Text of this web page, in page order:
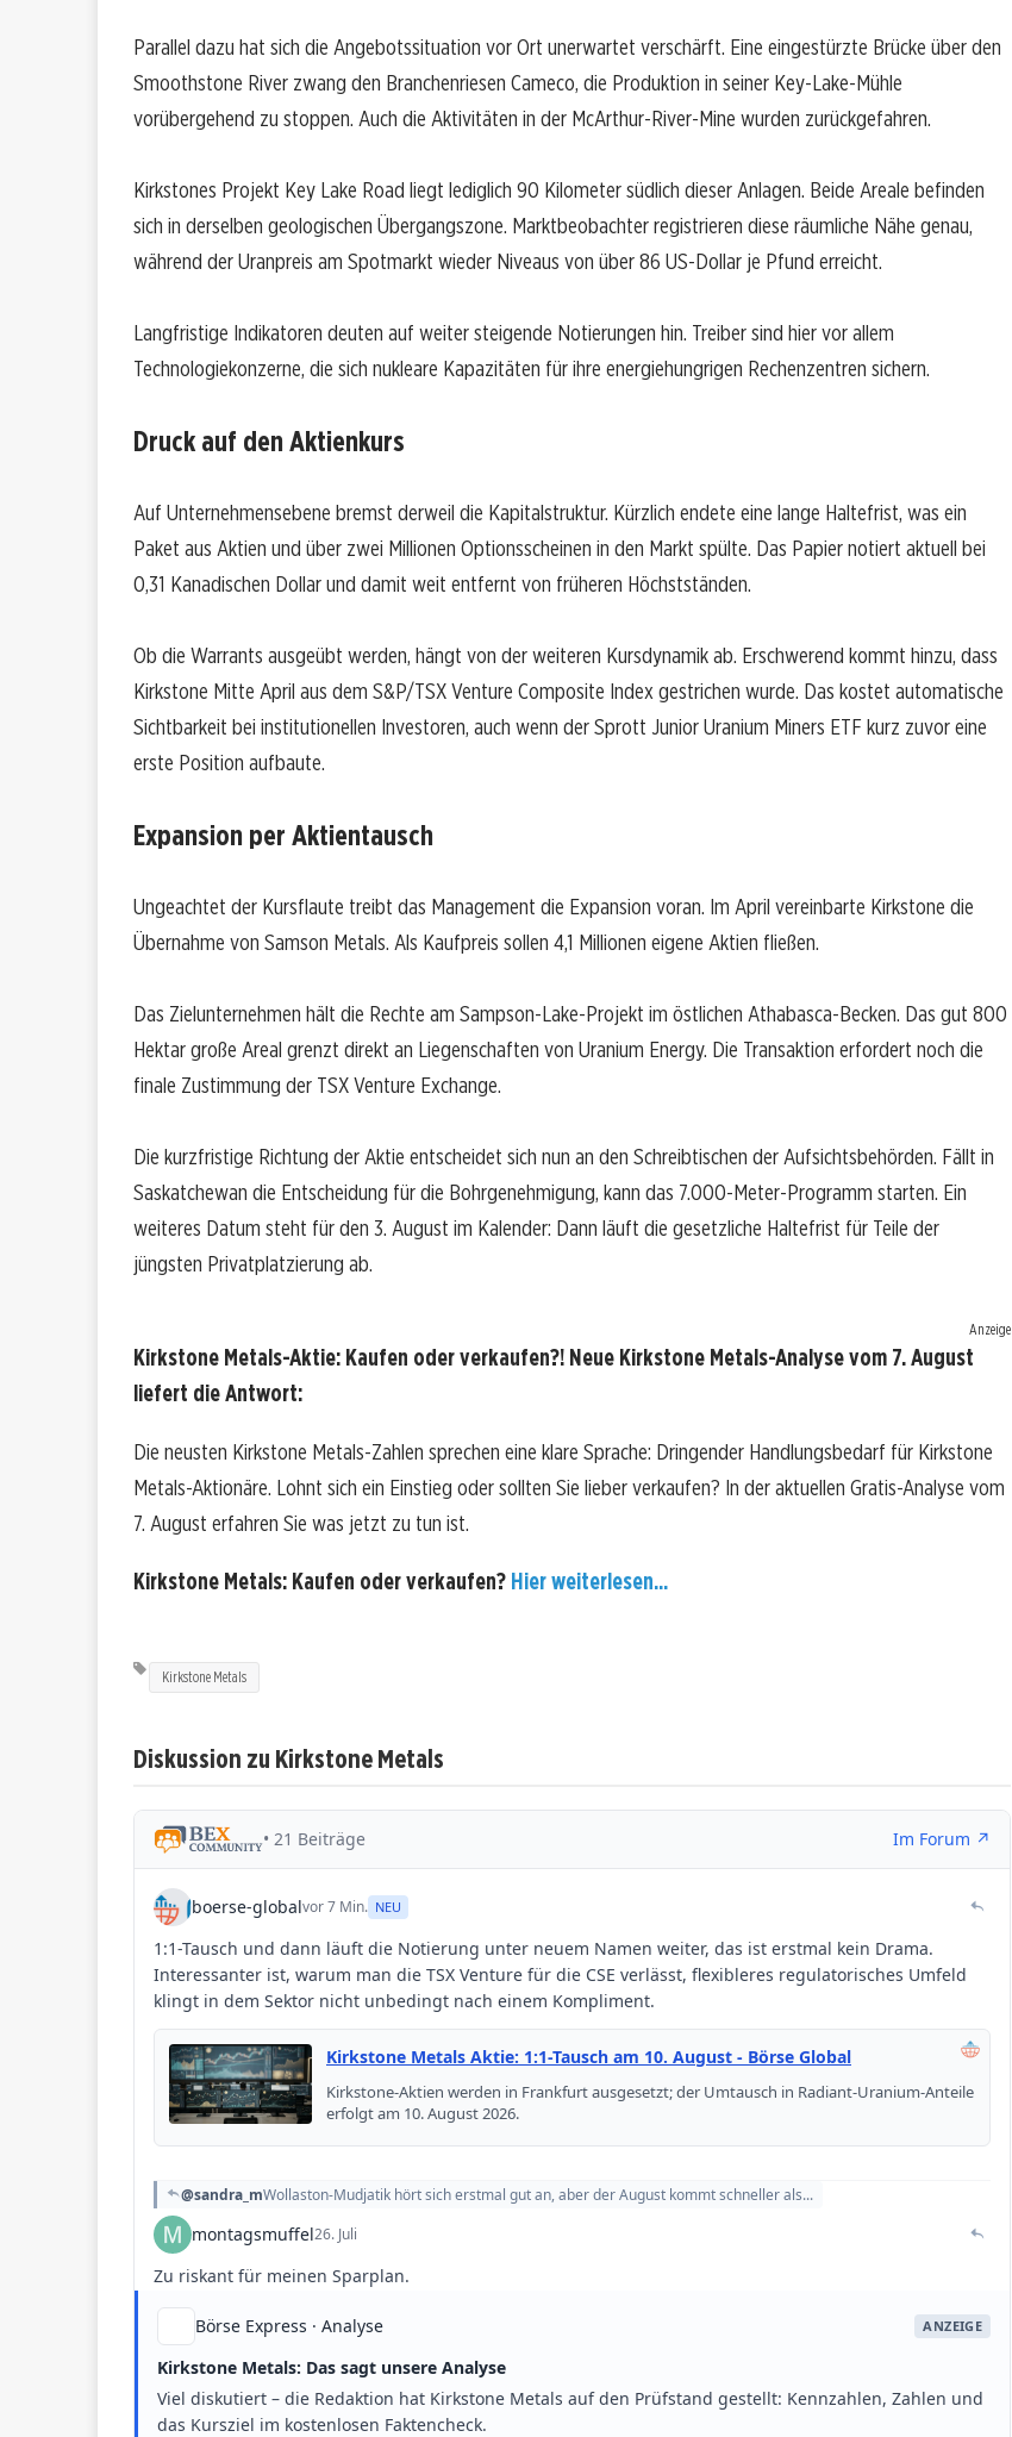
Parallel dazu hat sich die Angebotssituation vor Ort unerwartet verschärft. Eine eingestürzte Brücke über den
Smoothstone River zwang den Branchenriesen Cameco, die Produktion in seiner Key-Lake-Mühle
vorübergehend zu stoppen. Auch die Aktivitäten in der McArthur-River-Mine wurden zurückgefahren.
Kirkstones Projekt Key Lake Road liegt lediglich 90 Kilometer südlich dieser Anlagen. Beide Areale befinden
sich in derselben geologischen Übergangszone. Marktbeobachter registrieren diese räumliche Nähe genau,
während der Uranpreis am Spotmarkt wieder Niveaus von über 86 US-Dollar je Pfund erreicht.
Langfristige Indikatoren deuten auf weiter steigende Notierungen hin. Treiber sind hier vor allem
Technologiekonzerne, die sich nukleare Kapazitäten für ihre energiehungrigen Rechenzentren sichern.
Druck auf den Aktienkurs
Auf Unternehmensebene bremst derweil die Kapitalstruktur. Kürzlich endete eine lange Haltefrist, was ein
Paket aus Aktien und über zwei Millionen Optionsscheinen in den Markt spülte. Das Papier notiert aktuell bei
0,31 Kanadischen Dollar und damit weit entfernt von früheren Höchstständen.
Ob die Warrants ausgeübt werden, hängt von der weiteren Kursdynamik ab. Erschwerend kommt hinzu, dass
Kirkstone Mitte April aus dem S&P/TSX Venture Composite Index gestrichen wurde. Das kostet automatische
Sichtbarkeit bei institutionellen Investoren, auch wenn der Sprott Junior Uranium Miners ETF kurz zuvor eine
erste Position aufbaute.
Expansion per Aktientausch
Ungeachtet der Kursflaute treibt das Management die Expansion voran. Im April vereinbarte Kirkstone die
Übernahme von Samson Metals. Als Kaufpreis sollen 4,1 Millionen eigene Aktien fließen.
Das Zielunternehmen hält die Rechte am Sampson-Lake-Projekt im östlichen Athabasca-Becken. Das gut 800
Hektar große Areal grenzt direkt an Liegenschaften von Uranium Energy. Die Transaktion erfordert noch die
finale Zustimmung der TSX Venture Exchange.
Die kurzfristige Richtung der Aktie entscheidet sich nun an den Schreibtischen der Aufsichtsbehörden. Fällt in
Saskatchewan die Entscheidung für die Bohrgenehmigung, kann das 7.000-Meter-Programm starten. Ein
weiteres Datum steht für den 3. August im Kalender: Dann läuft die gesetzliche Haltefrist für Teile der
jüngsten Privatplatzierung ab.
Anzeige
Kirkstone Metals-Aktie: Kaufen oder verkaufen?! Neue Kirkstone Metals-Analyse vom 7. August
liefert die Antwort:
Die neusten Kirkstone Metals-Zahlen sprechen eine klare Sprache: Dringender Handlungsbedarf für Kirkstone
Metals-Aktionäre. Lohnt sich ein Einstieg oder sollten Sie lieber verkaufen? In der aktuellen Gratis-Analyse vom
7. August erfahren Sie was jetzt zu tun ist.
Kirkstone Metals: Kaufen oder verkaufen? Hier weiterlesen...
Kirkstone Metals
Diskussion zu Kirkstone Metals